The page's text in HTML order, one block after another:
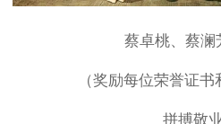
蔡卓桃、蔡澜
（奖励每位荣誉证书
拼搏敬